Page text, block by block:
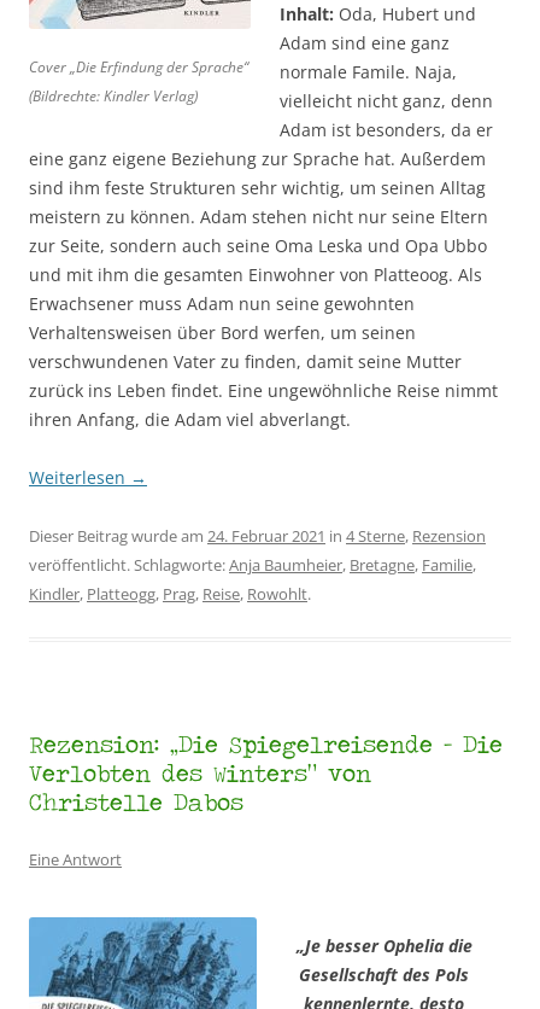
Cover „Die Erfindung der Sprache“
(Bildrechte: Kindler Verlag)
Inhalt: Oda, Hubert und
Adam sind eine ganz
normale Famile. Naja,
vielleicht nicht ganz, denn
Adam ist besonders, da er
eine ganz eigene Beziehung zur Sprache hat. Außerdem
sind ihm feste Strukturen sehr wichtig, um seinen Alltag
meistern zu können. Adam stehen nicht nur seine Eltern
zur Seite, sondern auch seine Oma Leska und Opa Ubbo
und mit ihm die gesamten Einwohner von Platteoog. Als
Erwachsener muss Adam nun seine gewohnten
Verhaltensweisen über Bord werfen, um seinen
verschwundenen Vater zu finden, damit seine Mutter
zurück ins Leben findet. Eine ungewöhnliche Reise nimmt
ihren Anfang, die Adam viel abverlangt.
Weiterlesen →
Dieser Beitrag wurde am 24. Februar 2021 in 4 Sterne, Rezension
veröffentlicht. Schlagworte:Anja Baumheier, Bretagne, Familie,
Kindler, Platteogg, Prag, Reise, Rowohlt.
Rezension: „Die Spiegelreisende – Die
Verlobten des Winters“ von
Christelle Dabos
Eine Antwort
„Je besser Ophelia die
Gesellschaft des Pols
kennenlernte, desto